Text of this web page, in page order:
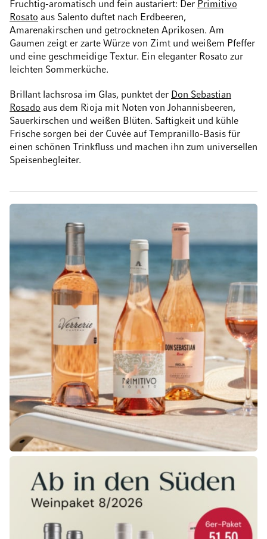
Fruchtig-aromatisch und fein austariert: Der Primitivo
Rosato aus Salento duftet nach Erdbeeren,
Amarenakirschen und getrockneten Aprikosen. Am
Gaumen zeigt er zarte Würze von Zimt und weißem Pfeffer
und eine geschmeidige Textur. Ein eleganter Rosato zur
leichten Sommerküche.
Brillant lachsrosa im Glas, punktet der Don Sebastian
Rosado aus dem Rioja mit Noten von Johannisbeeren,
Sauerkirschen und weißen Blüten. Saftigkeit und kühle
Frische sorgen bei der Cuvée auf Tempranillo-Basis für
einen schönen Trinkfluss und machen ihn zum universellen
Speisenbegleiter.